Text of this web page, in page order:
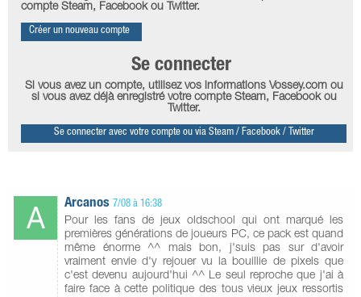
compte Steam, Facebook ou Twitter.
Créer un nouveau compte
Se connecter
Si vous avez un compte, utilisez vos informations Vossey.com ou
si vous avez déjà enregistré votre compte Steam, Facebook ou
Twitter.
Se connecter avec votre compte ou via Steam / Facebook / Twitter
Arcanos 7/08 à 16:38
Pour les fans de jeux oldschool qui ont marqué les
premières générations de joueurs PC, ce pack est quand
même énorme ^^ mais bon, j'suis pas sur d'avoir
vraiment envie d'y rejouer vu la bouillie de pixels que
c'est devenu aujourd'hui ^^ Le seul reproche que j'ai à
faire face à cette politique des tous vieux jeux ressortis